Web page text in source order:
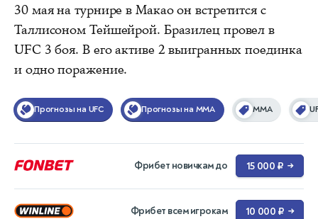
30 мая на турнире в Макао он встретится с
Таллисоном Тейшейрой. Бразилец провел в
UFC 3 боя. В его активе 2 выигранных поединка
и одно поражение.
Прогнозы на UFC Прогнозы на MMA ММА
Фрибет новичкам до 15 000 ₽ →
Фрибет всем игрокам 10 000 ₽ →